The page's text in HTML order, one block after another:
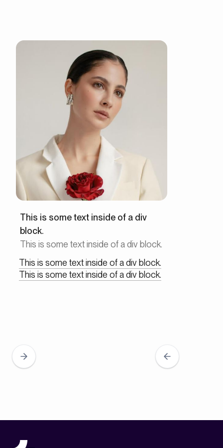
This is some text inside of a div
block.
This is some text inside of a div block.
This is some text inside of a div block.
This is some text inside of a div block.